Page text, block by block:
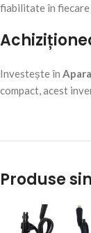
fiabilitate în
Investește în
compact, acest
Produse